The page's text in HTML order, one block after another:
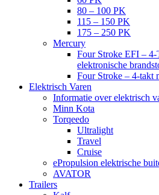
80 – 100 PK
115 – 150 PK
175 – 250 PK
Mercury
Four Stroke EFI –
elektronische
Four Stroke – 4-takt
Elektrisch Varen
Informatie over elektrisch
Minn Kota
Torqeedo
Ultralight
Travel
Cruise
ePropulsion elektrische
AVATOR
Trailers